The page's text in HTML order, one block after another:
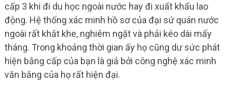
cấp 3 khi đi du học ngoài nước hay đi xuất khẩu lao
động. Hệ thống xác minh hồ sơ của đại sứ quán nước
ngoài rất khắt khe, nghiêm ngặt và phải kéo dài mấy
tháng. Trong khoảng thời gian ấy họ cũng dư sức phát
hiện bằng cấp của bạn là giả bởi công nghệ xác minh
văn bằng của họ rất hiện đại.